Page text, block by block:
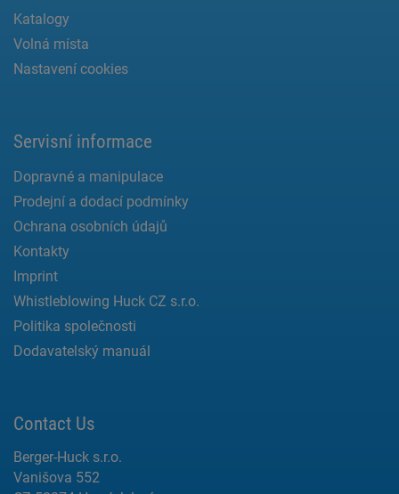
Katalogy
Volná místa
Nastavení cookies
Servisní informace
Dopravné a manipulace
Prodejní a dodací podmínky
Ochrana osobních údajů
Kontakty
Imprint
Whistleblowing Huck CZ s.r.o.
Politika společnosti
Dodavatelský manuál
Contact Us
Berger-Huck s.r.o.
Vanišova 552